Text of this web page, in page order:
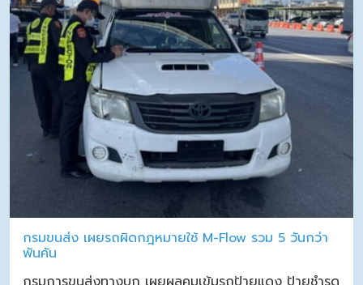
กรมขนส่ง เผยรถผิดกฎหมายใช้ M-Flow รวม 5 วันกว่า
พันคัน